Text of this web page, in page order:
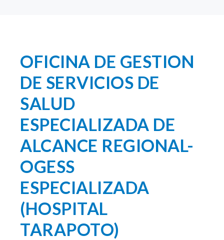
OFICINA DE GESTION
DE SERVICIOS DE
SALUD
ESPECIALIZADA DE
ALCANCE REGIONAL-
OGESS
ESPECIALIZADA
(HOSPITAL
TARAPOTO)